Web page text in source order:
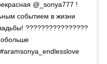
@_sonya777 !
событием в жизни
????????????????